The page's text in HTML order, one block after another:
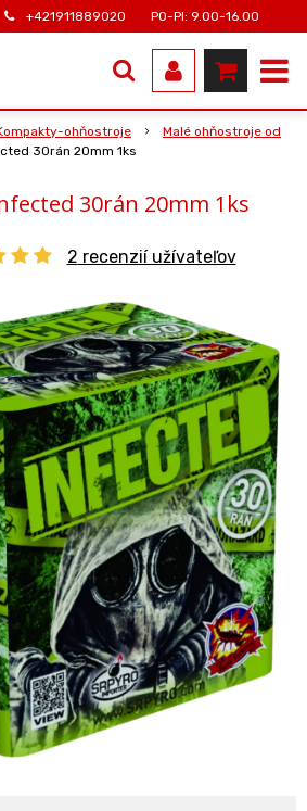
+421911889020 PO-PI: 9.00-16.00
ohňostroje
Malé ohňostroje od
30rán 20mm 1ks
30rán 20mm 1ks
2 recenzií užívateľov